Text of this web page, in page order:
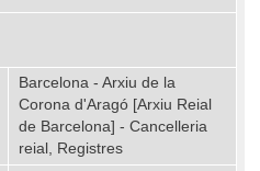
Barcelona - Arxiu de la
Corona d'Aragó [Arxiu Reial
de Barcelona] - Cancelleria
reial, Registres